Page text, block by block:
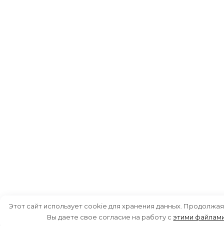
Этот сайт использует cookie для хранения данных.
Вы даете свое согласие на работу сэтими